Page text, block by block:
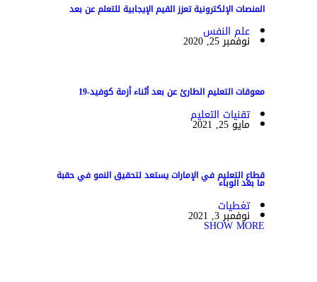
المنصات الإلكترونية تعزز القيم الإيجابية للتعلم عن بعد
علم النفس
نوفمبر 25, 2020
معوقات التعليم الطارئ عن بعد أثناء أزمة كوفيد-19
تقنيات التعليم
مايو 25, 2021
قطاع التعليم في الإمارات يستعد لتحقيق النمو في حقبة
ما بعد الوباء
تغطيات
نوفمبر 3, 2021
SHOW MORE